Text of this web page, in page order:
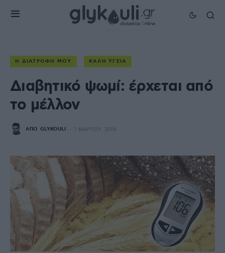
Η ΔΙΑΤΡΟΦΉ ΜΟΥ ΚΑΛΉ ΥΓΕΊΑ
Διαβητικό ψωμί: έρχεται από
το μέλλον
ΑΠΌ GLYKOULI 7 ΜΑΡΤΊΟΥ, 2016